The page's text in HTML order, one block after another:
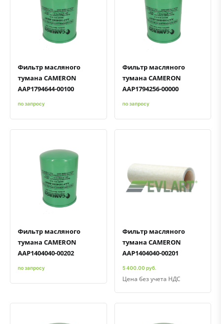
Быстрый просмотрДобавить к сравнению
Фильтр масляного
тумана CAMERON
AAP1794644-00100
по запросу
Быстрый просмотрДобавить к сравнению
Добавить в избранное
Фильтр масляного
тумана CAMERON
AAP1794256-00000
по запросу
Быстрый просмотрДобавить к сравнению
Фильтр масляного
тумана CAMERON
AAP1404040-00202
по запросу
Быстрый просмотрДобавить к сравнению
Добавить в избранное
Фильтр масляного
тумана CAMERON
AAP1404040-00201
5 400.00 руб.
Цена без учета НДС